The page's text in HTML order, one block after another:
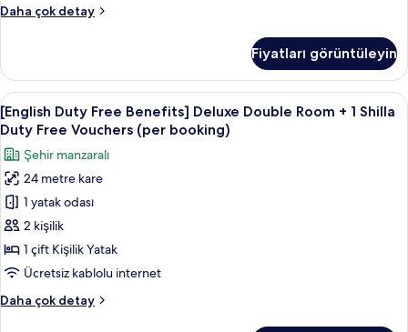
Duty
(per
booking)
için
tüm
fotoğrafları
görün
Daha çok detay
[English
Standard
Family
Twin
Room
1Shilla
Duty
Free
Vouchers
(per
hakkında
daha
detay
Fiyatları görüntüleyin
[English
Duty
Free
Benefits]
Deluxe
Double
Room
+
1
Duty
Kaliteli yatak takımı, kuştüyü yorgan,
7
[English Duty Free Benefits] Deluxe Double Room + 1 Shilla
Duty Free Vouchers (per booking)
Şehir manzaralı
24 metre kare
1 yatak odası
2 kişilik
1 çift Kişilik Yatak
Ücretsiz kablolu internet
Daha çok detay
[English